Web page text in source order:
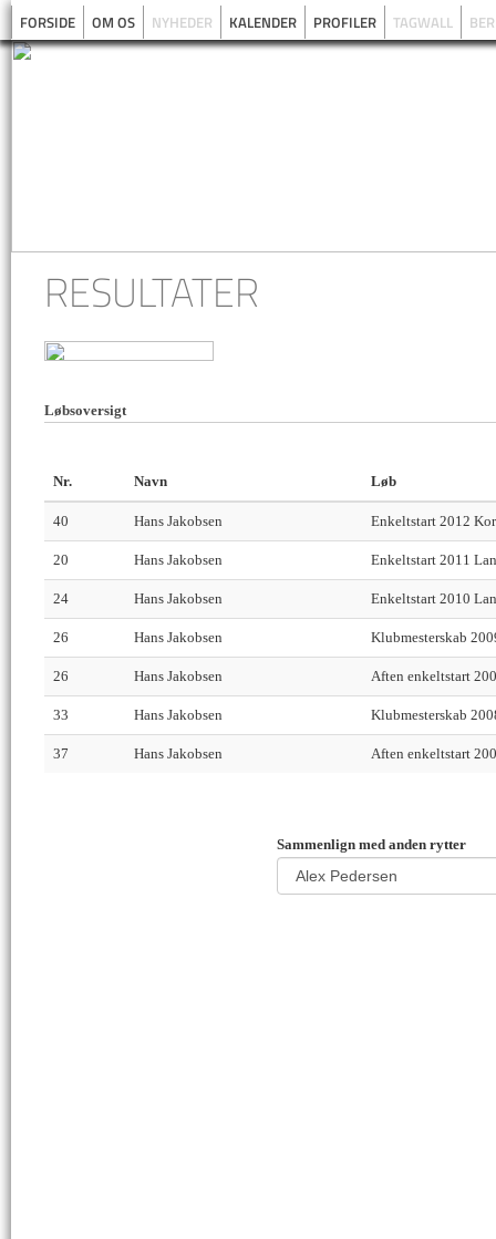
FORSIDE OM OS NYHEDER KALENDER PROFILER TAGWALL
RESULTATER
Løbsoversigt
Nr. Navn Løb
40 Hans Jakobsen Enkeltstart 2012
20 Hans Jakobsen Enkeltstart 2011
24 Hans Jakobsen Enkeltstart 2010
26 Hans Jakobsen Klubmesterskab
26 Hans Jakobsen Aften enkeltstart
33 Hans Jakobsen Klubmesterskab
37 Hans Jakobsen Aften enkeltstart
Sammenlign med anden rytter